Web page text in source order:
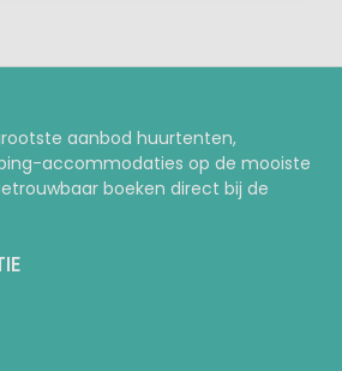
aanbod huurtenten,
accommodaties op de mooiste
boeken direct bij de